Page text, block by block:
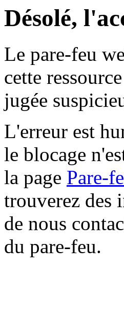
Désolé,
Le pare-feu
cette
jugée
L'erreur est
le blocage
la page Pare-
trouverez des
de nous
du pare-feu.